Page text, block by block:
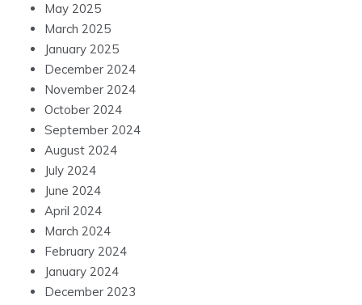
May 2025
March 2025
January 2025
December 2024
November 2024
October 2024
September 2024
August 2024
July 2024
June 2024
April 2024
March 2024
February 2024
January 2024
December 2023